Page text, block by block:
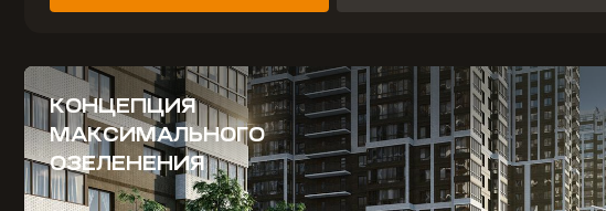
КОНЦЕПЦИЯ
МАКСИМАЛЬНОГО
ОЗЕЛЕНЕНИЯ